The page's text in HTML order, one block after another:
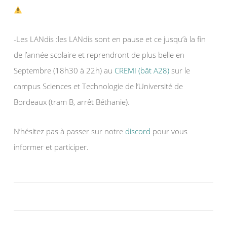
-Les LANdis :les LANdis sont en pause et ce jusqu’à la fin
de l’année scolaire et reprendront de plus belle en
Septembre (18h30 à 22h) au CREMI (bât A28) sur le
campus Sciences et Technologie de l’Université de
Bordeaux (tram B, arrêt Béthanie).
N’hésitez pas à passer sur notre discord pour vous
informer et participer.